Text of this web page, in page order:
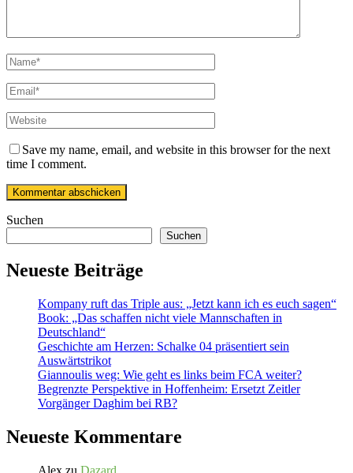
Save my name, email, and website in this browser for the next
time I comment.
Suchen
Suchen
Neueste Beiträge
Kompany ruft das Triple aus: „Jetzt kann ich es euch sagen“
Book: „Das schaffen nicht viele Mannschaften in
Deutschland“
Geschichte am Herzen: Schalke 04 präsentiert sein
Auswärtstrikot
Giannoulis weg: Wie geht es links beim FCA weiter?
Begrenzte Perspektive in Hoffenheim: Ersetzt Zeitler
Vorgänger Daghim bei RB?
Neueste Kommentare
Alex zu Dazard